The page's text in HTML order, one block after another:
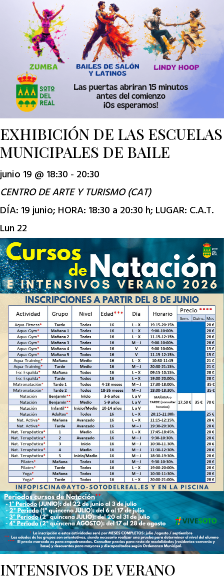
EXHIBICIÓN DE LAS ESCUELAS
MUNICIPALES DE BAILE
junio 19 @ 18:30 - 20:30
CENTRO DE ARTE Y TURISMO (CAT)
DÍA: 19 junio; HORA: 18:30 a 20:30 h; LUGAR: C.A.T.
Lun 22
INTENSIVOS DE VERANO